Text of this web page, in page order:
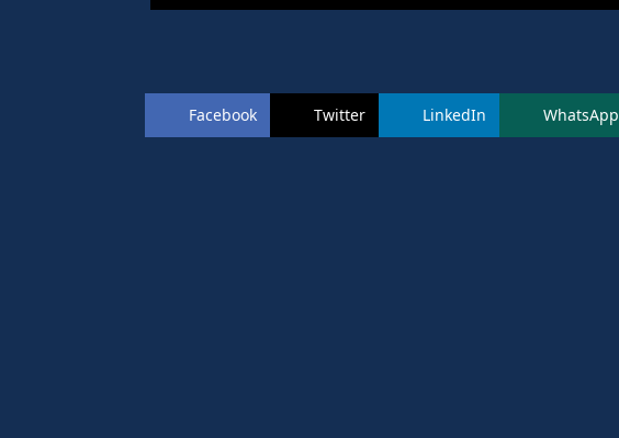
Facebook Twitter LinkedIn WhatsApp